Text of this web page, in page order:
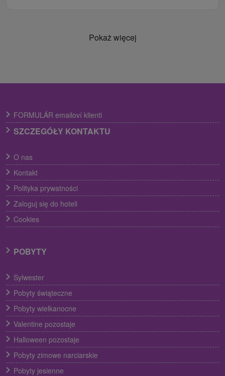
Pokaż więcej
FORMULÁR emailoví klienti
SZCZEGÓŁY KONTAKTU
O nas
Kontakt
Polityka prywatności
Zaloguj się do hoteli
Cookies
POBYTY
Sylwester
Pobyty świąteczne
Pobyty wielkanocne
Valentine pozostaje
Halloween pozostaje
Pobyty zimowe narciarskie
Pobyty jesienne